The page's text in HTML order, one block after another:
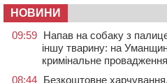
НОВИНИ
09:59 Напав на собаку з
іншу тварину: на
кримінальне провадження
08:44 Безкоштовне